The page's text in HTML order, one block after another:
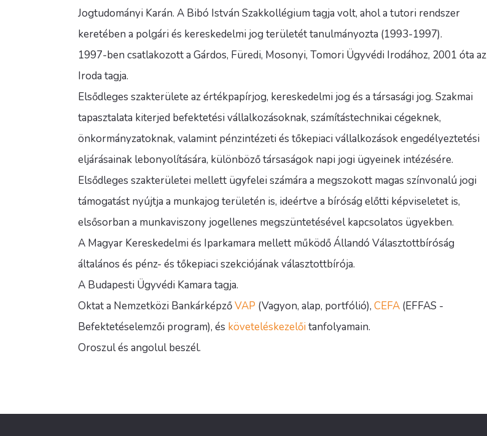
Jogtudományi Karán. A Bibó István Szakkollégium tagja volt, ahol a tutori rendszer
keretében a polgári és kereskedelmi jog területét tanulmányozta (1993-1997).
1997-ben csatlakozott a Gárdos, Füredi, Mosonyi, Tomori Ügyvédi Irodához, 2001 óta az
Iroda tagja.
Elsődleges szakterülete az értékpapírjog, kereskedelmi jog és a társasági jog. Szakmai
tapasztalata kiterjed befektetési vállalkozásoknak, számítástechnikai cégeknek,
önkormányzatoknak, valamint pénzintézeti és tőkepiaci vállalkozások engedélyeztetési
eljárásainak lebonyolítására, különböző társaságok napi jogi ügyeinek intézésére.
Elsődleges szakterületei mellett ügyfelei számára a megszokott magas színvonalú jogi
támogatást nyújtja a munkajog területén is, ideértve a bíróság előtti képviseletet is,
elsősorban a munkaviszony jogellenes megszüntetésével kapcsolatos ügyekben.
A Magyar Kereskedelmi és Iparkamara mellett működő Állandó Választottbíróság
általános és pénz- és tőkepiaci szekciójának választottbírója.
A Budapesti Ügyvédi Kamara tagja.
Oktat a Nemzetközi BankárképzőVAP (Vagyon, alap, portfólió), CEFA (EFFAS -
Befektetéselemzői program), és követeléskezelőitanfolyamain.
Oroszul és angolul beszél.